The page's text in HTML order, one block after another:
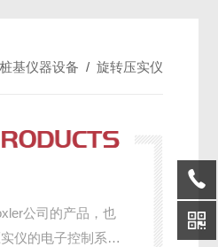
基仪器设备 / 旋转压实仪
公司的产品，也
仪的电子控制系